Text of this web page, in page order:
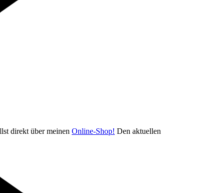
direkt über meinen Online-Shop! Den aktuellen